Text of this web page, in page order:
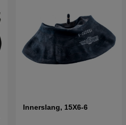
Innerslang, 15X6-6